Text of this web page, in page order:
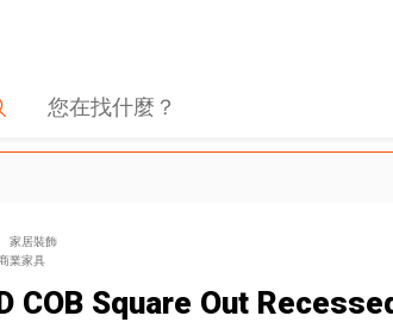
家居裝飾
業家具
COB Square Out